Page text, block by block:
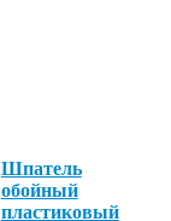
Шпатель
обойный
пластиковый